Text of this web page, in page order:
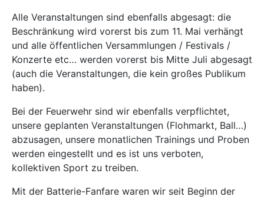
Alle Veranstaltungen sind ebenfalls abgesagt: die
Beschränkung wird vorerst bis zum 11. Mai verhängt
und alle öffentlichen Versammlungen / Festivals /
Konzerte etc… werden vorerst bis Mitte Juli abgesagt
(auch die Veranstaltungen, die kein großes Publikum
haben).
Bei der Feuerwehr sind wir ebenfalls verpflichtet,
unsere geplanten Veranstaltungen (Flohmarkt, Ball…)
abzusagen, unsere monatlichen Trainings und Proben
werden eingestellt und es ist uns verboten,
kollektiven Sport zu treiben.
Mit der Batterie-Fanfare waren wir seit Beginn der